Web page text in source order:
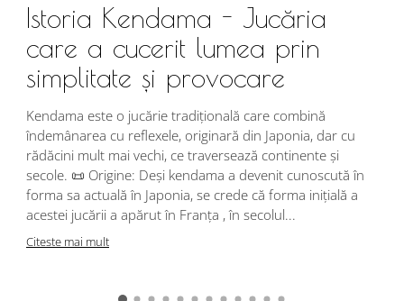
Istoria Kendama - Jucăria
care a cucerit lumea prin
simplitate și provocare
Kendama este o jucărie tradițională care combină
îndemânarea cu reflexele, originară din Japonia, dar cu
rădăcini mult mai vechi, ce traversează continente și
secole. 📜 Origine: Deși kendama a devenit cunoscută în
forma sa actuală în Japonia, se crede că forma inițială a
acestei jucării a apărut în Franța , în secolul...
Citeste mai mult